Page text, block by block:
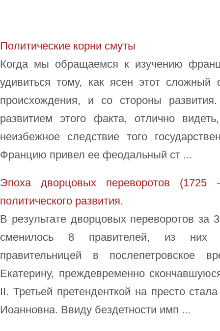
Политические корни смуты
Когда мы обращаемся к изучению
удивиться тому, как ясен этот
происхождения, и со стороны
развитием этого факта, отлично
неизбежное следствие того
Францию привел ее феодальный ст ...
Эпоха дворцовых переворотов (1725
политического развития.
В результате дворцовых переворотов за
сменилось 8 правителей, из них
правительницей в послепетровское
Екатерину, преждевременно
II. Третьей претенденткой на престо
Иоанновна. Ввиду бездетности имп ...